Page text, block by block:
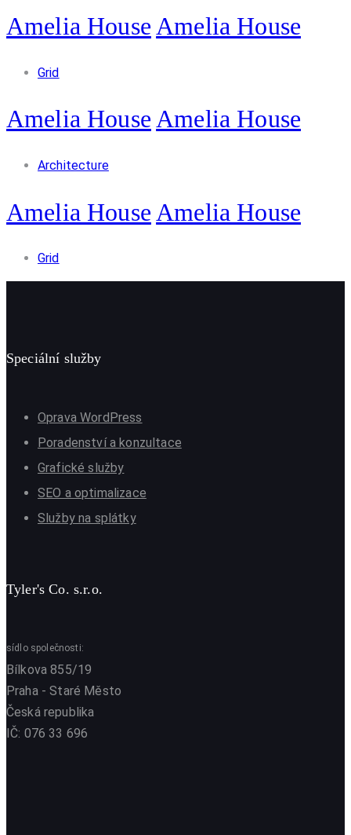
Amelia HouseAmelia House
Grid
Amelia HouseAmelia House
Architecture
Amelia House Amelia House
Grid
Speciální služby
Oprava WordPress
Poradenství a konzultace
Grafické služby
SEO a optimalizace
Služby na splátky
Tyler's Co. s.r.o.
sídlo společnosti:
Bílkova 855/19
Praha - Staré Město
Česká republika
IČ: 076 33 696